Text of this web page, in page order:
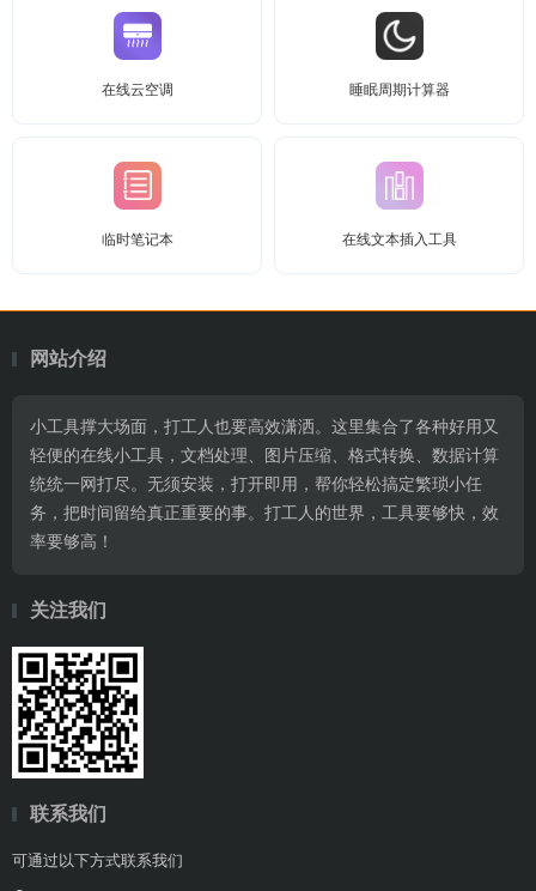
在线云空调 睡眠周期计算器
临时笔记本 在线文本插入工具
网站介绍
小工具撑大场面，打工人也要高效潇洒。这里集合了各种好用又
轻便的在线小工具，文档处理、图片压缩、格式转换、数据计算
统统一网打尽。无须安装，打开即用，帮你轻松搞定繁琐小任
务，把时间留给真正重要的事。打工人的世界，工具要够快，效
率要够高！
关注我们
联系我们
可通过以下方式联系我们